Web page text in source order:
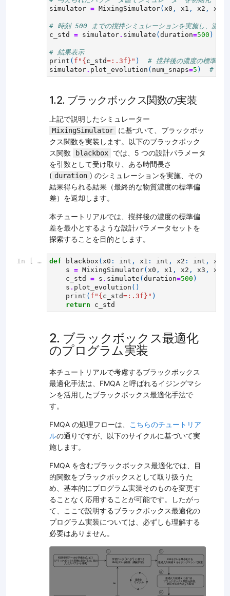
simulator = MixingSimulator( x0 , x1 , x2 , x3
# 時刻 500 までの撹拌シミュレーションを実施し、濃
c_std
= simulator. simulate ( duration=500 )
# 結果表示
print ( f " { c_std=: .3f } " )
# 撹拌後の濃度の標準偏差
simulator. plot_evolution ( num_snaps=5 ) # 撹
1.2. ブラックボックス関数の実装
上記で説明したシミュレーター
MixingSimulator
に基づいて、ブラックボッ
クス関数を実装します。以下のブラックボック
ス関数
blackbox
では、5 つの設計パラメータ
を引数として受け取り、ある時間長さ
( duration ) のシミュレーションを実施、その
結果得られる結果（最終的な物質濃度の標準偏
差）を返却します。
本チュートリアルでは、撹拌後の濃度の標準偏
差を最小とするような設計パラメータセットを
探索することを目的とします。
In [ ]: def blackbox ( x0 : int , x1 : int , x2 : int , x3
s = MixingSimulator( x0 , x1 , x2 , x3 , x4
c_std
= s . simulate (duration=500 )
s . plot_evolution ()
print ( f " {c_std=: .3f} " )
return
c_std
2. ブラックボックス最適化
のプログラム実装
本チュートリアルで考慮するブラックボックス
最適化手法は、FMQA と呼ばれるイジングマシ
ンを活用したブラックボックス最適化手法で
す。
FMQA の処理フローは、
こちらのチュートリア
ルの通りですが、以下のサイクルに基づいて実
施します。
FMQA を含むブラックボックス最適化では、目
的関数をブラックボックスとして取り扱うた
め、基本的にプログラム実装そのものを変更す
ることなく応用することが可能です。したがっ
て、ここで説明するブラックボックス最適化の
プログラム実装については、必ずしも理解する
必要はありません。